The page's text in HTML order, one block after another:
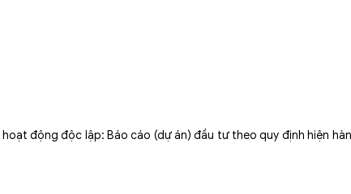
động độc lập: Báo cáo (dự án) đầu tư theo quy định hiện